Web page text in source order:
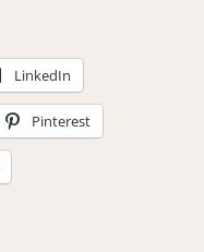
LinkedIn
Pinterest